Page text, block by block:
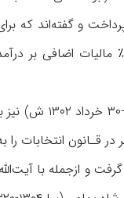
و گفته‌اند که
متولیان آن (خاندان امام‌جمعۀ زنجان)، در
زنجانی در دورۀ
گرفت و ازجمله با